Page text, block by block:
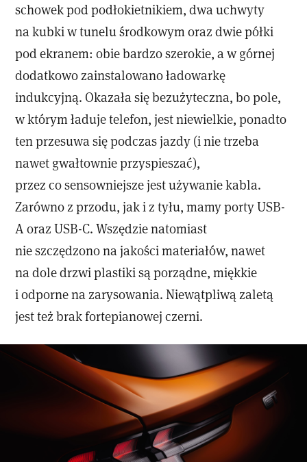
schowek pod podłokietnikiem, dwa uchwyty
na kubki w tunelu środkowym oraz dwie półki
pod ekranem: obie bardzo szerokie, a w górnej
dodatkowo zainstalowano ładowarkę
indukcyjną. Okazała się bezużyteczna, bo pole,
w którym ładuje telefon, jest niewielkie, ponadto
ten przesuwa się podczas jazdy (i nie trzeba
nawet gwałtownie przyspieszać),
przez co sensowniejsze jest używanie kabla.
Zarówno z przodu, jak i z tyłu, mamy porty USB-
A oraz USB-C. Wszędzie natomiast
nie szczędzono na jakości materiałów, nawet
na dole drzwi plastiki są porządne, miękkie
i odporne na zarysowania. Niewątpliwą zaletą
jest też brak fortepianowej czerni.